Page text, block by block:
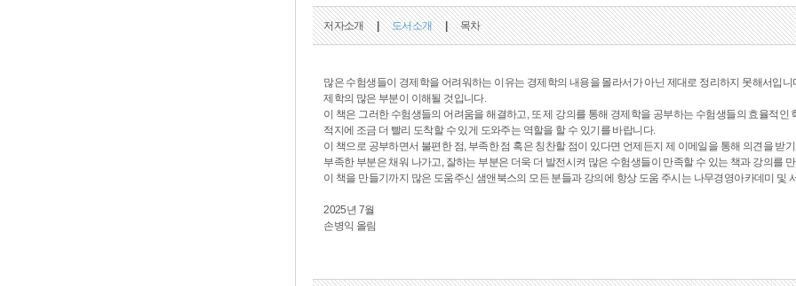
저자소개 | 도서소개 | 목차
많은 수험생들이 경제학을 어려워하는 이유는 경제학의 내용을 몰라서가 아닌 제대로 정리하지 못해서입
제학의 많은 부분이 이해될 것입니다.
이 책은 그러한 수험생들의 어려움을 해결하고, 또 제 강의를 통해 경제학을 공부하는 수험생들의 효율적
적지에 조금 더 빨리 도착할 수 있게 도와주는 역할을 할 수 있기를 바랍니다.
이 책으로 공부하면서 불편한 점, 부족한 점 혹은 칭찬할 점이 있다면 언제든지 제 이메일을 통해 의견을 받
부족한 부분은 채워 나가고, 잘하는 부분은 더욱 더 발전시켜 많은 수험생들이 만족할 수 있는 책과 강의를
이 책을 만들기까지 많은 도움주신 샘앤북스의 모든 분들과 강의에 항상 도움 주시는 나무경영아카데미 및
2025년 7월
손병익 올림